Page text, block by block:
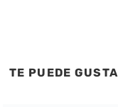
TE PUEDE